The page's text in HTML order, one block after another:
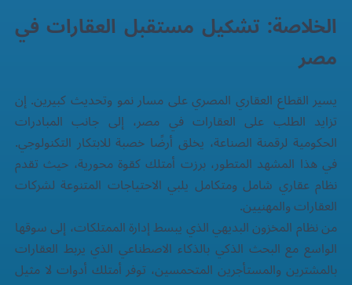
الخلاصة: تشكيل مستقبل العقارات في
مصر
يسير القطاع العقاري المصري على مسار نمو وتحديث كبيرين. إن
تزايد الطلب على العقارات في مصر، إلى جانب المبادرات
الحكومية لرقمنة الصناعة، يخلق أرضًا خصبة للابتكار التكنولوجي.
في هذا المشهد المتطور، برزت أمتلك كقوة محورية، حيث تقدم
نظام عقاري شامل ومتكامل يلبي الاحتياجات المتنوعة لشركات
العقارات والمهنيين.
من نظام المخزون البديهي الذي يبسط إدارة الممتلكات، إلى سوقها
الواسع مع البحث الذكي بالذكاء الاصطناعي الذي يربط العقارات
بالمشترين والمستأجرين المتحمسين، توفر أمتلك أدوات لا مثيل